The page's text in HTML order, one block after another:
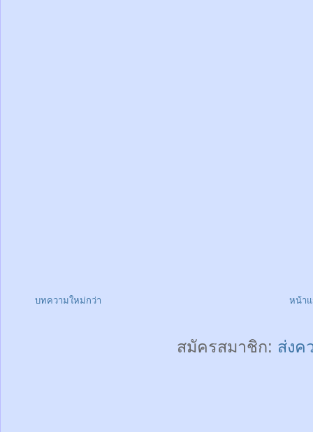
บทความใหม่กว่า หน้า
สมัครสมาชิก: ส่งค